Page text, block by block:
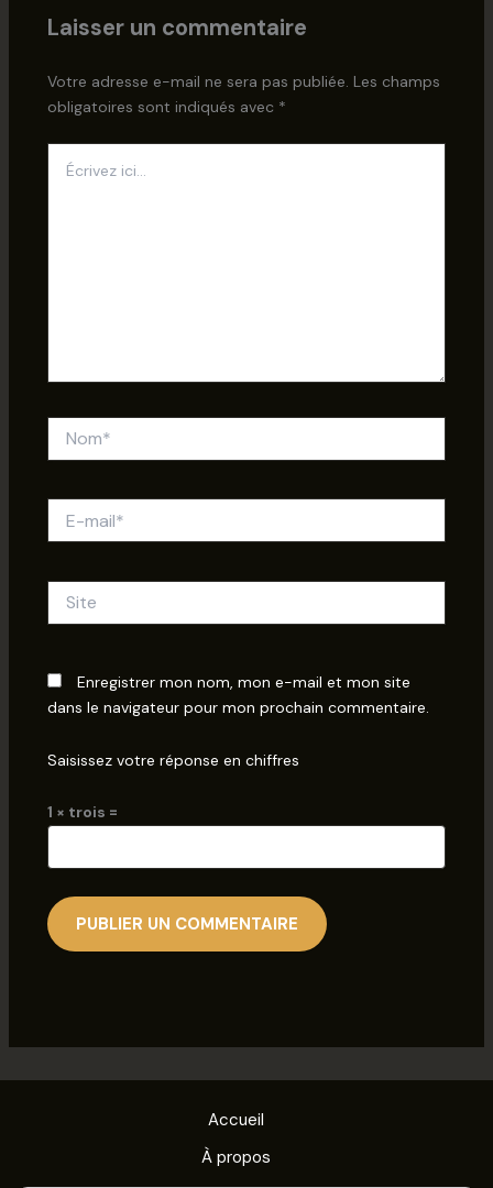
Laisser un commentaire
Votre adresse e-mail ne sera pas publiée. Les champs
obligatoires sont indiqués avec *
ici…
mail*
Enregistrer mon nom, mon e-mail et mon site
dans le navigateur pour mon prochain commentaire.
Saisissez votre réponse en chiffres
1 × trois =
Accueil
À propos